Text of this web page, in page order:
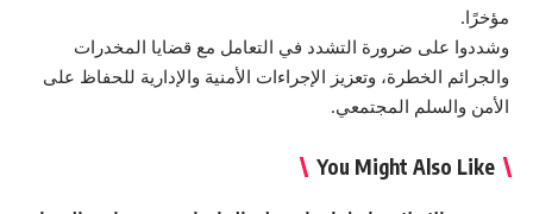
مؤخرًا.
وشددوا على ضرورة التشدد في التعامل مع قضايا المخدرات
والجرائم الخطرة، وتعزيز الإجراءات الأمنية والإدارية للحفاظ على
الأمن والسلم المجتمعي.
You Might Also Like